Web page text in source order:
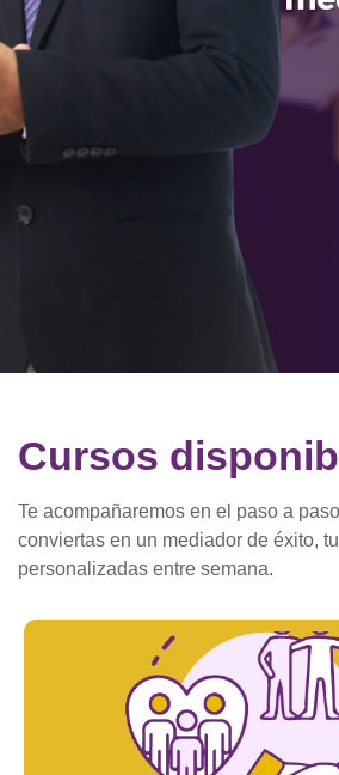
Cursos
Te acompañaremos en el paso a
conviertas en un mediador de éxito,
personalizadas entre semana.